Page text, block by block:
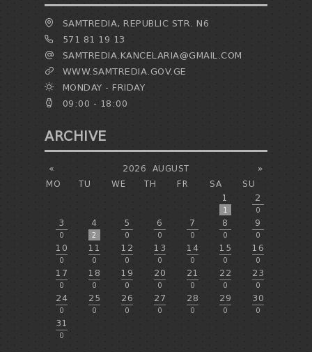
SAMTREDIA, REPUBLIC STR. N6
571 81 19 13
SAMTREDIA.KANCELARIA@GMAIL.COM
WWW.SAMTREDIA.GOV.GE
MONDAY - FRIDAY
09:00 - 18:00
ARCHIVE
« »
2026
AUGUST
MO
TU WE TH FR SA
SU
1
1
2
0
3
0
4
2
5
0
6
0
7
0
8
0
9
0
10
0
11
0
12
0
13
0
14
0
15
0
16
0
17
0
18
0
19
0
20
0
21
0
22
0
23
0
24
0
25
0
26
0
27
0
28
0
29
0
30
0
31
0